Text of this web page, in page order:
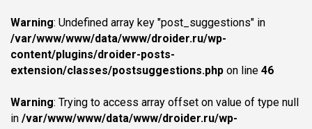
Warning: Undefined array key "post_suggestions" in
/var/www/www/data/www/droider.ru/wp-
content/plugins/droider-posts-
extension/classes/postsuggestions.php on line 46
Warning: Trying to access array offset on value of type null
in /var/www/www/data/www/droider.ru/wp-